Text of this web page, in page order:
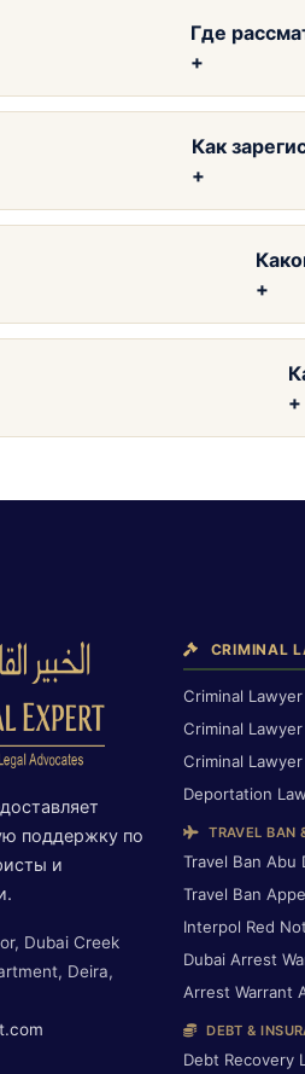
Где
+
Как
+
+
+
поддержку по
и
Dubai Creek
Deira,
CRIMINAL
Criminal
Criminal
Criminal
Deportation
TRAVEL BAN
Travel Ban Abu
Travel Ban
Interpol Red
Dubai Arrest
Arrest Warrant
DEBT &
Debt Recovery